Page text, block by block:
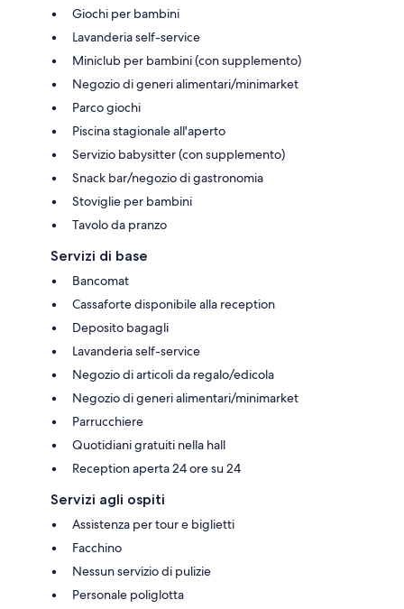
Giochi per bambini
Lavanderia self-service
Miniclub per bambini (con supplemento)
Negozio di generi alimentari/minimarket
Parco giochi
Piscina stagionale all'aperto
Servizio babysitter (con supplemento)
Snack bar/negozio di gastronomia
Stoviglie per bambini
Tavolo da pranzo
Servizi di base
Bancomat
Cassaforte disponibile alla reception
Deposito bagagli
Lavanderia self-service
Negozio di articoli da regalo/edicola
Negozio di generi alimentari/minimarket
Parrucchiere
Quotidiani gratuiti nella hall
Reception aperta 24 ore su 24
Servizi agli ospiti
Assistenza per tour e biglietti
Facchino
Nessun servizio di pulizie
Personale poliglotta